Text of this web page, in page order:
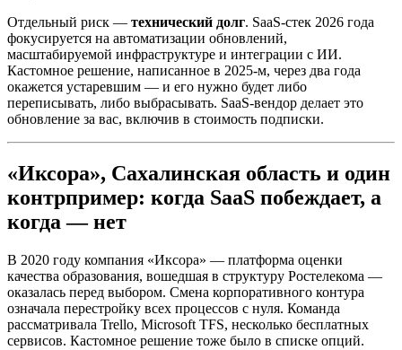
Отдельный риск — технический долг. SaaS-стек 2026 года
фокусируется на автоматизации обновлений,
масштабируемой инфраструктуре и интеграции с ИИ.
Кастомное решение, написанное в 2025-м, через два года
окажется устаревшим — и его нужно будет либо
переписывать, либо выбрасывать. SaaS-вендор делает это
обновление за вас, включив в стоимость подписки.
«Иксора», Сахалинская область и один
контрпример: когда SaaS побеждает, а
когда — нет
В 2020 году компания «Иксора» — платформа оценки
качества образования, вошедшая в структуру Ростелекома —
оказалась перед выбором. Смена корпоративного контура
означала перестройку всех процессов с нуля. Команда
рассматривала Trello, Microsoft TFS, несколько бесплатных
сервисов. Кастомное решение тоже было в списке опций.